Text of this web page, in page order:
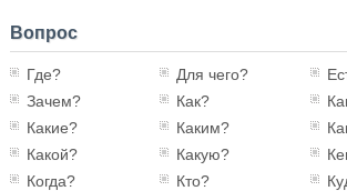
Вопрос
Где? Для чего?
Зачем?
Как?
Какие?
Каким?
Какой?
Какую?
Когда?
Кто?